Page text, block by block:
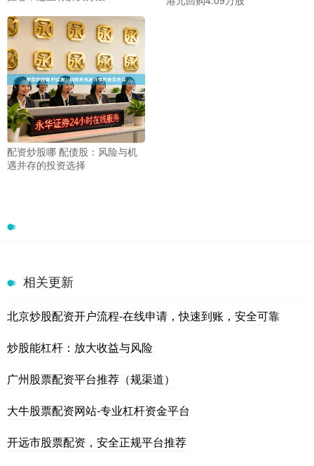
配资炒股哪 配债股：风险与机
遇并存的投资选择
相关更新
北京炒股配资开户流程-在线申请，快速到账，安全可靠
炒股能杠杆：放大收益与风险
广州股票配资平台推荐（规渠道）
大牛股票配资网站-专业杠杆资金平台
开远市股票配资，安全正规平台推荐